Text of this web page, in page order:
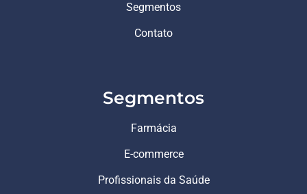
Segmentos
Contato
Segmentos
Farmácia
E-commerce
Profissionais da Saúde